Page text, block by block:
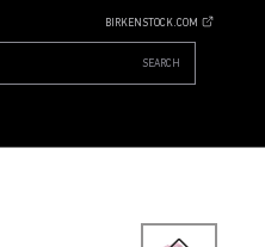
BIRKENSTOCK.COM
SEARCH